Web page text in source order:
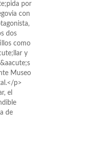
por
con
dos
como
y
Museo
p>
el
de